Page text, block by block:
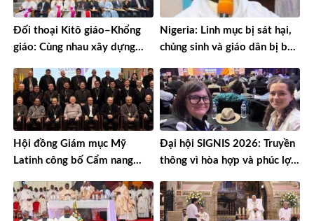
Đối thoại Kitô giáo–Khổng
giáo: Cùng nhau xây dựng
Nigeria: Linh mục bị sát hại,
chủng sinh và giáo dân bị bắt
Hội đồng Giám mục Mỹ
Latinh công bố Cẩm nang
Đại hội SIGNIS 2026: Truyền
thông vì hòa hợp và phúc lợi